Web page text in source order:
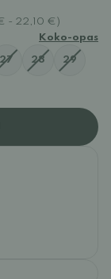
- 22,10 €)
Koko-opas
27 28 29